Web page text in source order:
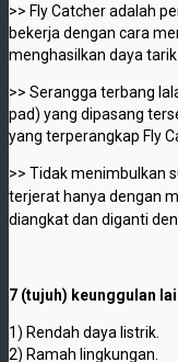
>> Fly Catcher adalah
bekerja dengan cara
menghasilkan daya
>> Serangga terbang
pad) yang dipasang
yang terperangkap Fly
>> Tidak menimbulkan
terjerat hanya dengan
diangkat dan diganti
7 (tujuh) keunggulan
1) Rendah daya listrik.
2) Ramah lingkungan.